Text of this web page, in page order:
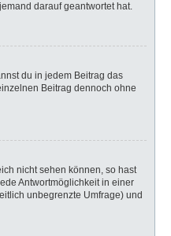
darauf geantwortet hat.
du in jedem Beitrag das
Beitrag dennoch ohne
nicht sehen können, so hast
Antwortmöglichkeit in einer
unbegrenzte Umfrage) und